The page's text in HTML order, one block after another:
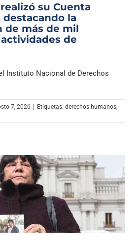
Columnas
Música Clásica
Archivo Sonoro
su Cuenta
destacando la
de más de mil
de
Instituto Nacional de Derechos
7, 2026 | Etiquetas: derechos humanos